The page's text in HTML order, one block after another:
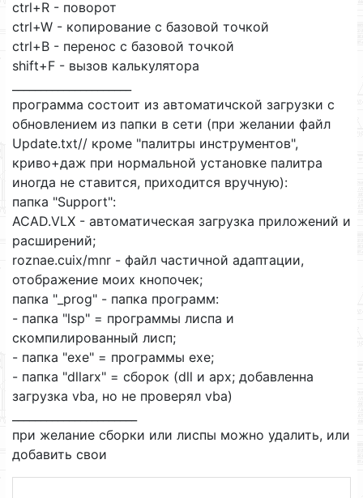
ctrl+R - поворот
ctrl+W - копирование с базовой точкой
ctrl+B - перенос с базовой точкой
shift+F - вызов калькулятора
программа состоит из автоматичской загрузки с
обновлением из папки в сети (при желании файл
Update.txt// кроме "палитры инструментов",
криво+даж при нормальной установке палитра
иногда не ставится, приходится вручную):
папка "Support":
ACAD.VLX - автоматическая загрузка приложений и
расширений;
roznae.cuix/mnr - файл частичной адаптации,
отображение моих кнопочек;
папка "_prog" - папка программ:
- папка "lsp" = программы лиспа и
скомпилированный лисп;
- папка "ехе" = программы ехе;
- папка "dllarx" = сборок (dll и арх; добавленна
загрузка vba, но не проверял vba)
при желание сборки или лиспы можно удалить, или
добавить свои